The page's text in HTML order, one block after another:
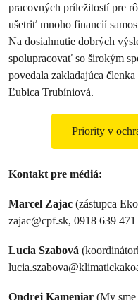
pracovných príležitostí pre
ušetriť mnoho financií
Na dosiahnutie dobrých
spolupracovať so širokým
povedala zakladajúca
Ľubica Trubíniová.
Priority v
Kontakt pre médiá:
Marcel Zajac (zástupca
zajac@cpf.sk, 0918 639 471
Lucia Szabová
Ondrej Kameniar (My sme